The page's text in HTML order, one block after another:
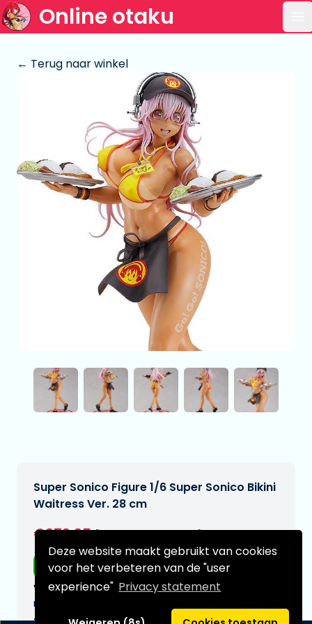
Deze website maakt gebruikt van cookies
voor het verbeteren van de "user
experience" Privacy statement
Online otaku
← Terug naar winkel
Super Sonico Figure 1/6 Super Sonico Bikini
Waitress Ver. 28 cm
€279,95
Gratis verzending
Verwachtte leverdatum:
n.v.t.